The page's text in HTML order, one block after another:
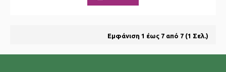
Εμφάνιση 1 έως 7 από 7 (1 Σελ.)